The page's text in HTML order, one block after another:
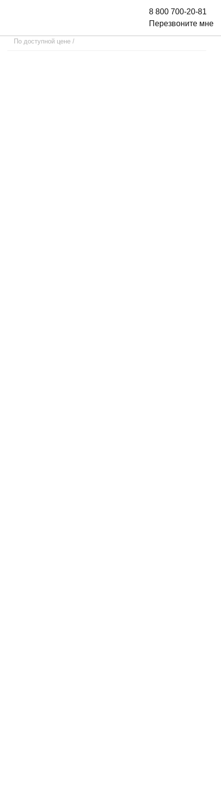
8 800 700-20-81
Перезвоните мне
По доступной цене /